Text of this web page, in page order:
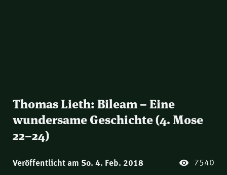
Thomas Lieth: Bileam – Eine
wundersame Geschichte (4. Mose
22–24)
Veröffentlicht am So. 4. Feb. 2018 7540